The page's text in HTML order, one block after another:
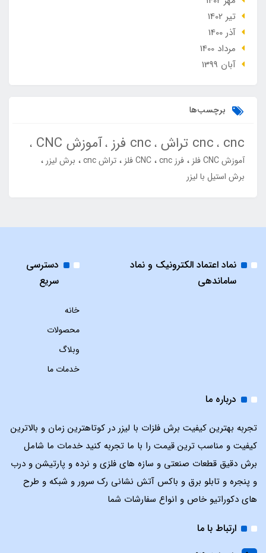
تير 1402
آذر 1400
مرداد 1400
آبان 1399
برچسب‌ها
cnc cnc تراش cnc فرز آموزش CNC
آموزش CNC فلز فرز cnc CNC فلز تراش cnc
برش لیزر
برش استیل با لیزر
نماد اعتماد الکترونیک و نماد
ساماندهی
دسترسی
سریع
خانه
محصولات
وبلاگ
خدمات ما
درباره ما
تجربه بهترین کیفیت برش فلزات با لیزر در کوتاهترین زمان و بالاترین
کیفیت و مناسب ترین قیمت را با ما تجربه کنید خدمات ما شامل
برش دقیق قطعات صنعتی و سازه های فلزی و نرده و پارتیشن و درب
و پنجره و تابلو برق و باکس آتش نشانی رک سرور و شبکه و طرح
های دکوراتیو خاص و انواع سفارشات شما
ارتباط با ما